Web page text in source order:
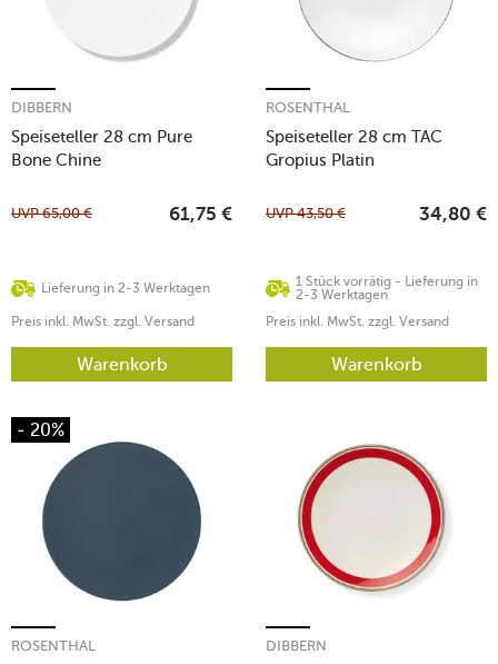
Speiseteller 28 cm Pure
Bone Chine
DIBBERN
Lieferung in 2-3 Werktagen
UVP65,00 € 61,75 €
Preis inkl. MwSt. zzgl. Versand
Warenkorb
Speiseteller 28 cm TAC
Gropius Platin
ROSENTHAL
1 Stück vorrätig - Lieferung in
2-3 Werktagen
UVP43,50 € 34,80 €
Preis inkl. MwSt. zzgl. Versand
Warenkorb
- 20%
ROSENTHAL DIBBERN